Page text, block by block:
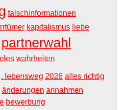
falschinformationen
kapitalismus liebe
partnerwahl
wahrheiten
. lebensweg 2026 alles richtig
änderungen annahmen
bewerbung